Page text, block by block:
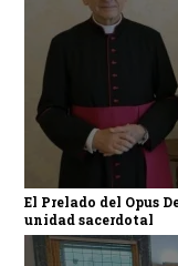
El Prelado del Opus
unidad sacerdotal